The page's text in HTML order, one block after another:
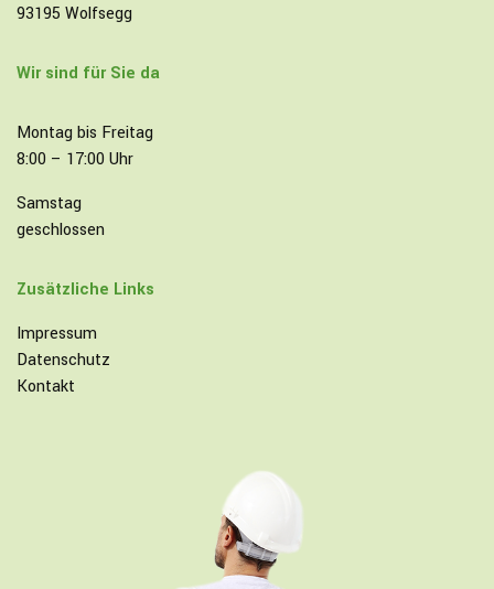
93195 Wolfsegg
Wir sind für Sie da
Montag bis Freitag
8:00 – 17:00 Uhr
Samstag
geschlossen
Zusätzliche Links
Impressum
Datenschutz
Kontakt